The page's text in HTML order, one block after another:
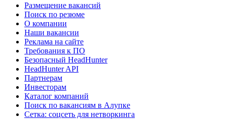
Размещение вакансий
Поиск по резюме
О компании
Наши вакансии
Реклама на сайте
Требования к ПО
Безопасный HeadHunter
HeadHunter API
Партнерам
Инвесторам
Каталог компаний
Поиск по вакансиям в Алупке
Сетка: соцсеть для нетворкинга